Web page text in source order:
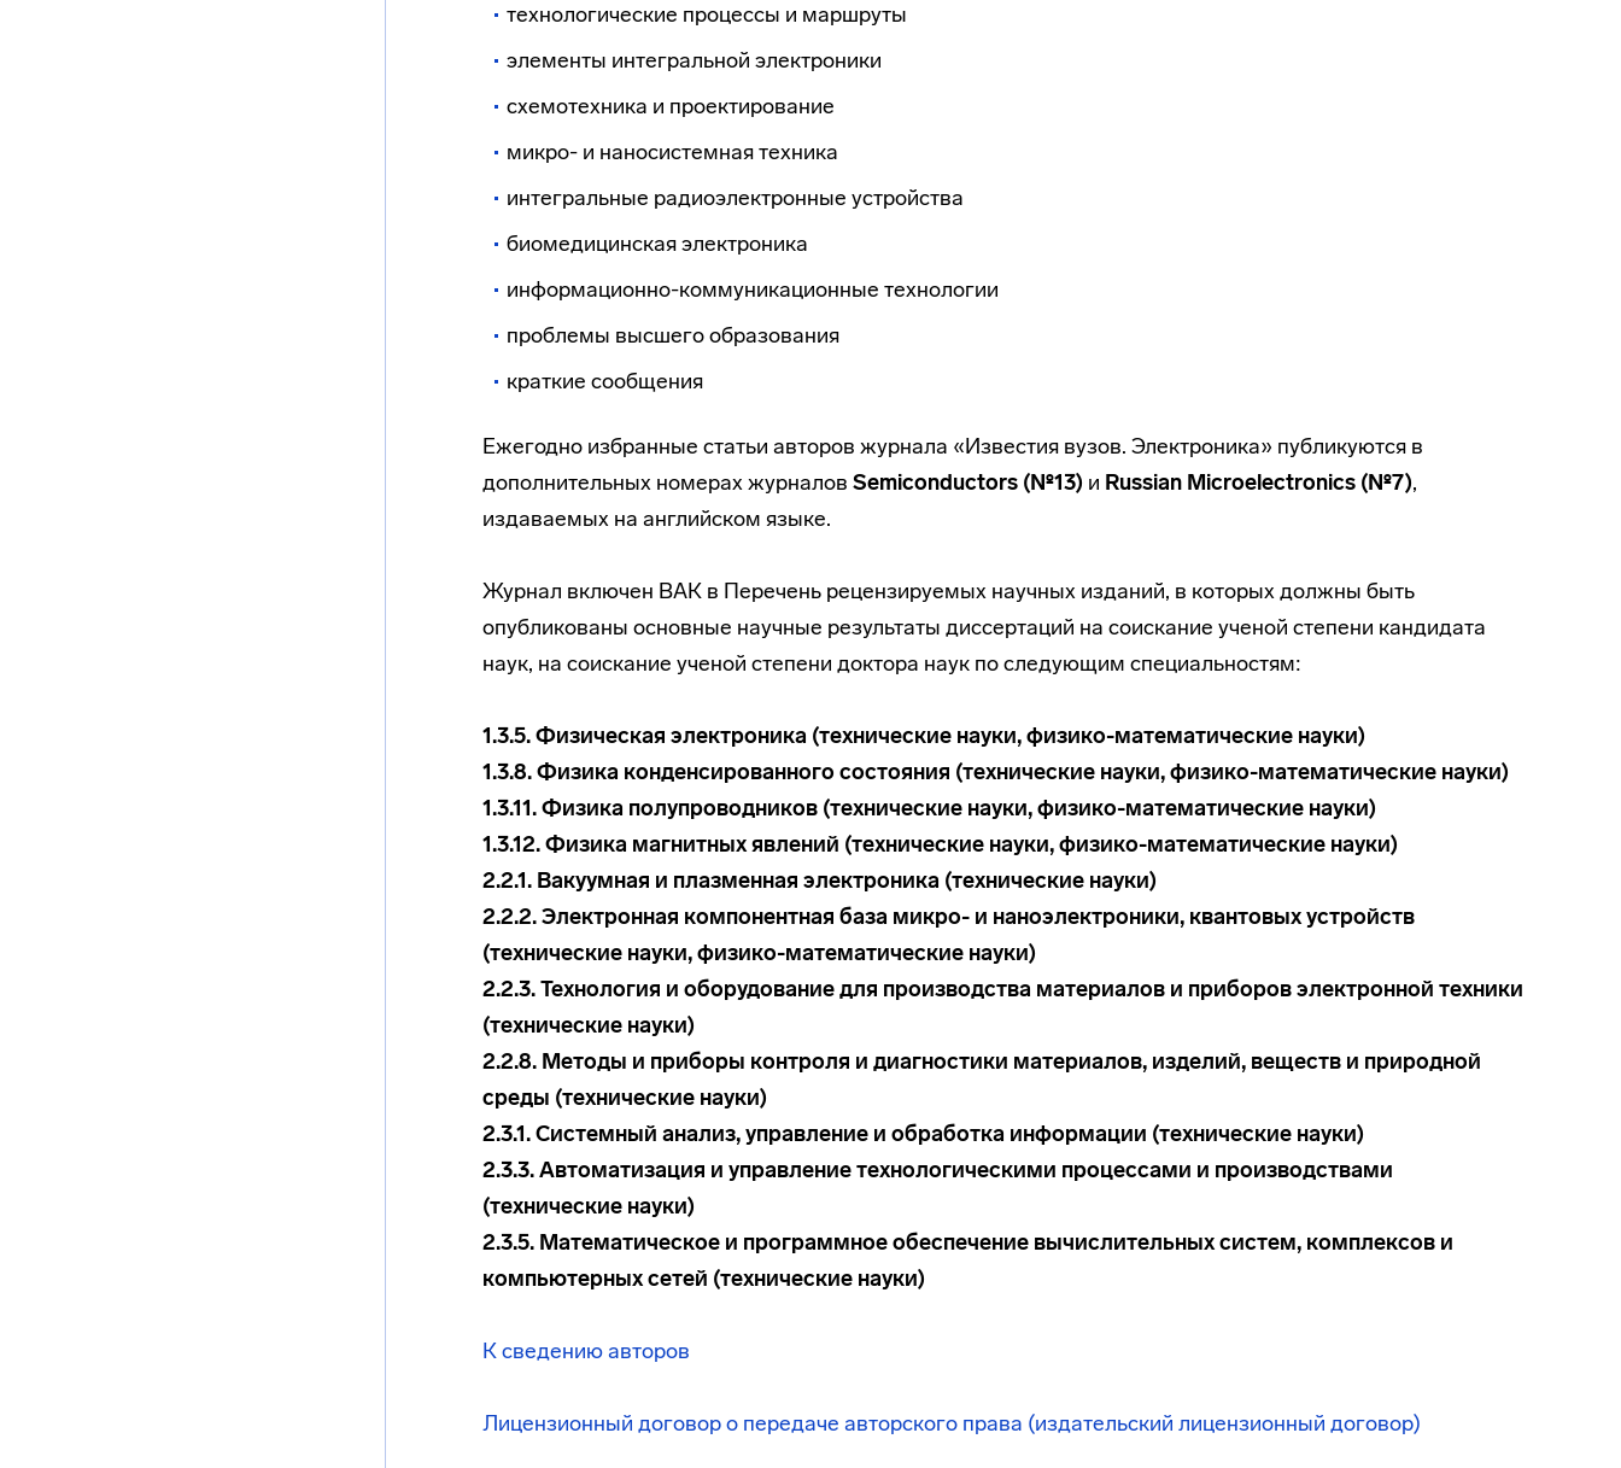
технологические процессы и маршруты
элементы интегральной электроники
схемотехника и проектирование
микро- и наносистемная техника
интегральные радиоэлектронные устройства
биомедицинская электроника
информационно-коммуникационные технологии
проблемы высшего образования
краткие сообщения
Ежегодно избранные статьи авторов журнала «Известия вузов. Электроника» публикуются в
дополнительных номерах журналов Semiconductors (№13) и Russian Microelectronics (№7),
издаваемых на английском языке.
Журнал включен ВАК в Перечень рецензируемых научных изданий, в которых должны быть
опубликованы основные научные результаты диссертаций на соискание ученой степени кандидата
наук, на соискание ученой степени доктора наук по следующим специальностям:
1.3.5. Физическая электроника (технические науки, физико-математические науки)
1.3.8. Физика конденсированного состояния (технические науки, физико-математические науки)
1.3.11. Физика полупроводников (технические науки, физико-математические науки)
1.3.12. Физика магнитных явлений (технические науки, физико-математические науки)
2.2.1. Вакуумная и плазменная электроника (технические науки)
2.2.2. Электронная компонентная база микро- и наноэлектроники, квантовых устройств
(технические науки, физико-математические науки)
2.2.3. Технология и оборудование для производства материалов и приборов электронной техники
(технические науки)
2.2.8. Методы и приборы контроля и диагностики материалов, изделий, веществ и природной
среды (технические науки)
2.3.1. Системный анализ, управление и обработка информации (технические науки)
2.3.3. Автоматизация и управление технологическими процессами и производствами
(технические науки)
2.3.5. Математическое и программное обеспечение вычислительных систем, комплексов и
компьютерных сетей (технические науки)
К сведению авторов
Лицензионный договор о передаче авторского права (издательский лицензионный договор)